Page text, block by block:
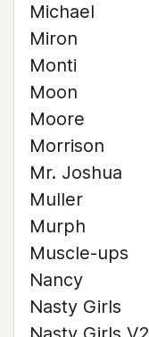
Michael
Miron
Monti
Moon
Moore
Morrison
Mr. Joshua
Muller
Murph
Muscle-ups
Nancy
Nasty Girls